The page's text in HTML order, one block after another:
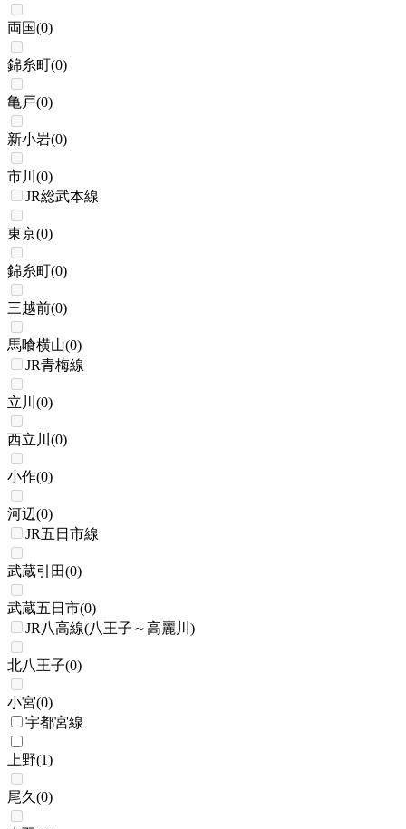
両国(0)
錦糸町(0)
亀戸(0)
新小岩(0)
市川 (0)
JR総武本線
東京(0)
錦糸町(0)
三越前(0)
馬喰横山(0)
JR青梅線
立川 (0)
西立川 (0)
小作(0)
河辺(0)
JR五日市線
武蔵引田(0)
武蔵五日市(0)
JR八高線(八王子～高麗川)
北八王子(0)
小宮(0)
宇都宮線
上野(1)
尾久 (0)